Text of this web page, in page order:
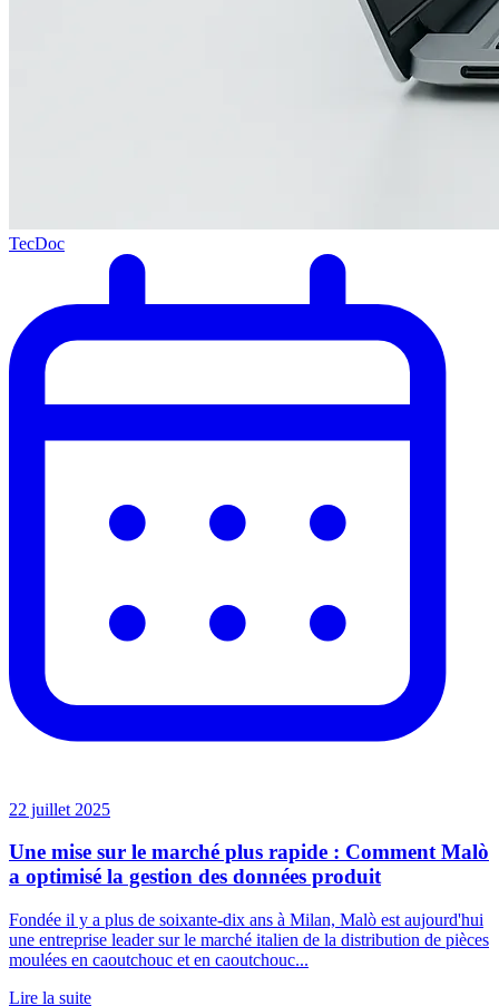
TecDoc
22 juillet 2025
Une mise sur le marché plus rapide : Comment Malò
a optimisé la gestion des données produit
Fondée il y a plus de soixante-dix ans à Milan, Malò est aujourd'hui
une entreprise leader sur le marché italien de la distribution de pièces
moulées en caoutchouc et en caoutchouc...
Lire la suite